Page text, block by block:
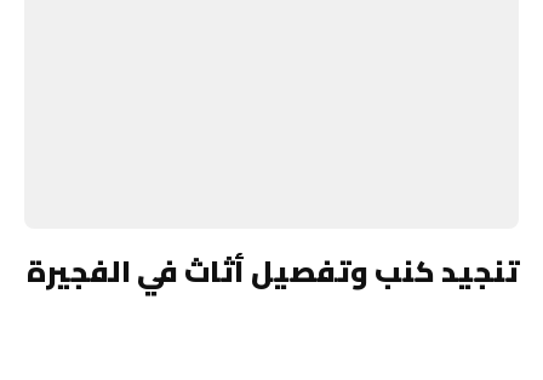
تنجيد كنب وتفصيل أثاث في الفجيرة